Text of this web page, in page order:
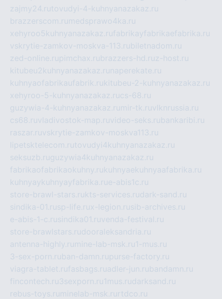
zajmy24.rutovudyi-4-kuhnyanazakaz.ru
brazzerscom.ru medsprawo4ka.ru
xehyroo5kuhnyanazakaz.rufabrikayfabrikaefabrika.ru
vskrytie-zamkov-moskva-113.rubiletnadom.ru
zed-online.rupimchax.rubrazzers-hd.ruz-host.ru
kitubeu2kuhnyanazakaz.ru naperekate.ru
kuhnyaofabrikaufabrik.rukitubeu-2-kuhnyanazakaz.ru
xehyroo-5-kuhnyanazakaz.rucs-68.ru
guzywia-4-kuhnyanazakaz.ru mir-tk.ruvlknrussia.ru
cs68.ruvladivostok-map.ruvideo-seks.rubankaribi.ru
raszar.ruvskrytie-zamkov-moskva113.ru
lipetsktelecom.rutovudyi4kuhnyanazakaz.ru
seksuzb.ruguzywia4kuhnyanazakaz.ru
fabrikaofabrikaokuhny.rukuhnyaekuhnyaafabrika.ru
kuhnyaykuhnyayfabrika.rue-abis1c.ru
store-brawl-stars.rukts-services.rudark-sand.ru
sindika-01.rusp-life.rux-legion.rusib-archives.ru
e-abis-1-c.rusindika01.ruvenda-festival.ru
store-brawlstars.rudooraleksandria.ru
antenna-highly.ru mine-lab-msk.ru1-mus.ru
3-sex-porn.ruban-damn.rupurse-factory.ru
viagra-tablet.rufasbags.ruadler-jun.rubandamn.ru
fincontech.ru3sexporn.ru1mus.rudarksand.ru
rebus-toys.ru minelab-msk.ru rtdco.ru